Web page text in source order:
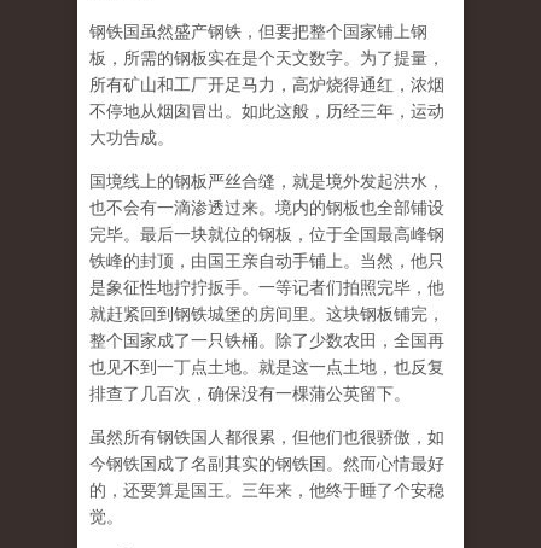
钢铁国虽然盛产钢铁，但要把整个国家铺上钢
板，所需的钢板实在是个天文数字。为了提量，
所有矿山和工厂开足马力，高炉烧得通红，浓烟
不停地从烟囱冒出。如此这般，历经三年，运动
大功告成。
国境线上的钢板严丝合缝，就是境外发起洪水，
也不会有一滴渗透过来。境内的钢板也全部铺设
完毕。最后一块就位的钢板，位于全国最高峰钢
铁峰的封顶，由国王亲自动手铺上。当然，他只
是象征性地拧拧扳手。一等记者们拍照完毕，他
就赶紧回到钢铁城堡的房间里。这块钢板铺完，
整个国家成了一只铁桶。除了少数农田，全国再
也见不到一丁点土地。就是这一点土地，也反复
排查了几百次，确保没有一棵蒲公英留下。
虽然所有钢铁国人都很累，但他们也很骄傲，如
今钢铁国成了名副其实的钢铁国。然而心情最好
的，还要算是国王。三年来，他终于睡了个安稳
觉。